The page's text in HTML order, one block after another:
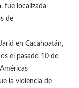
fue localizada
de
en Cacahoatán,
el pasado 10 de
la violencia de